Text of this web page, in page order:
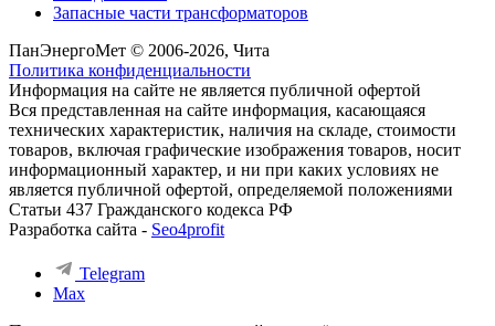
Запасные части трансформаторов
ПанЭнергоМет © 2006-2026, Чита
Политика конфиденциальности
Информация на сайте не является публичной офертой
Вся представленная на сайте информация, касающаяся
технических характеристик, наличия на складе, стоимости
товаров, включая графические изображения товаров, носит
информационный характер, и ни при каких условиях не
является публичной офертой, определяемой положениями
Статьи 437 Гражданского кодекса РФ
Разработка сайта - Seo4profit
Telegram
Max